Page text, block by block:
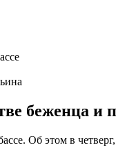
и
Об этом в